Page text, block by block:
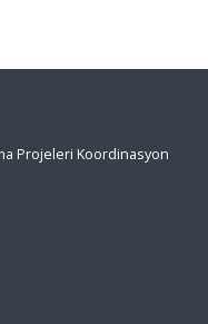
Projeleri Koordinasyon